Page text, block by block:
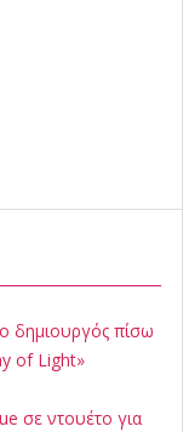
δημιουργός πίσω
of Light»
σε ντουέτο για